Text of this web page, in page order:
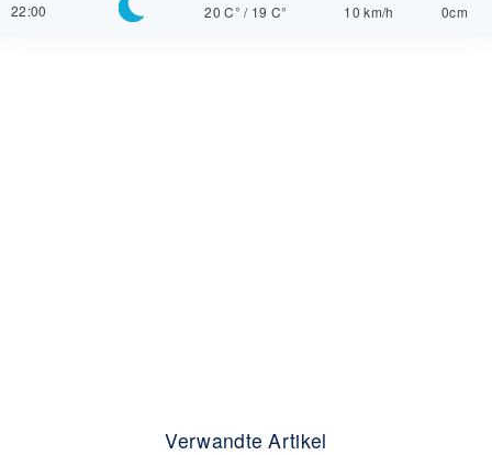
22:00 20 C° / 19 C° 10 km/h 0cm
Verwandte Artikel